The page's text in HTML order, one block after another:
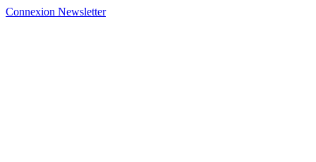
Connexion Newsletter